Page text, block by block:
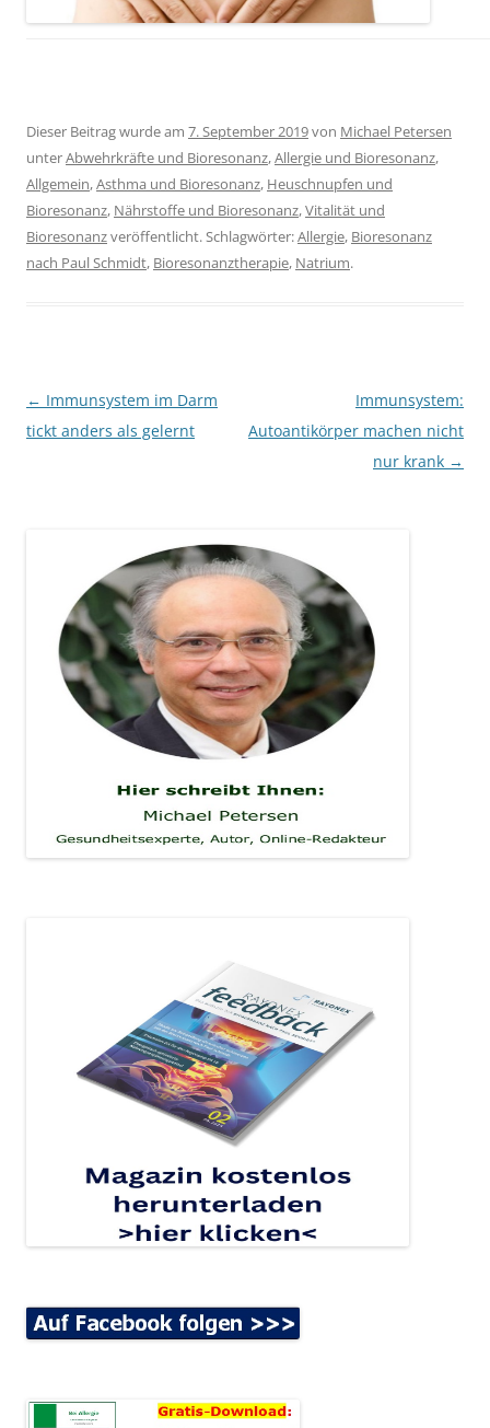
Dieser Beitrag wurde am 7. September 2019von Michael Petersen
unterAbwehrkräfte und Bioresonanz,Allergie und Bioresonanz,
Allgemein,Asthma und Bioresonanz, Heuschnupfen und
Bioresonanz, Nährstoffe und Bioresonanz,Vitalität und
Bioresonanzveröffentlicht. Schlagwörter:Allergie, Bioresonanz
nach Paul Schmidt, Bioresonanztherapie, Natrium.
Beitragsnavigation
← Immunsystem im Darm
tickt anders als gelernt
Immunsystem:
Autoantikörper machen nicht
nur krank →